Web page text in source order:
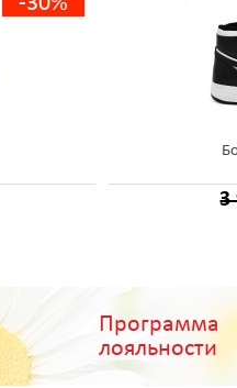
3
Программа
лояльности